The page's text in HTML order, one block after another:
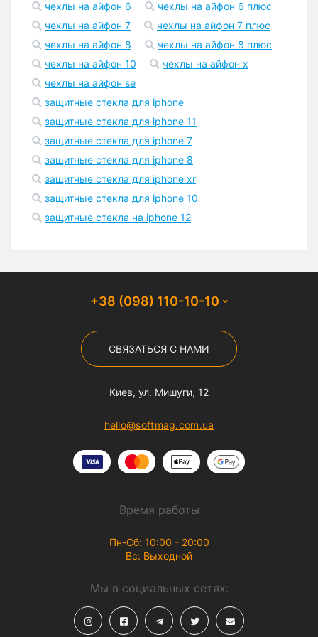
чехлы на айфон 6
чехлы на айфон 6 плюс
чехлы на айфон 7
чехлы на айфон 7 плюс
чехлы на айфон 8
чехлы на айфон 8 плюс
чехлы на айфон 10
чехлы на айфон x
чехлы на айфон se
защитные стекла для iphone
защитные стекла для iphone 11
защитные стекла для iphone 7
защитные стекла для iphone 8
защитные стекла для iphone xr
защитные стекла для iphone 10
защитные стекла на iphone 12
+38 (098) 110-10-10
СВЯЗАТЬСЯ С НАМИ
Киев, ул. Мишуги, 12
hello@softmag.com.ua
Время работы
Пн-Сб: 10:00 - 20:00
Вс: Выходной
Мы в социальных сетях: